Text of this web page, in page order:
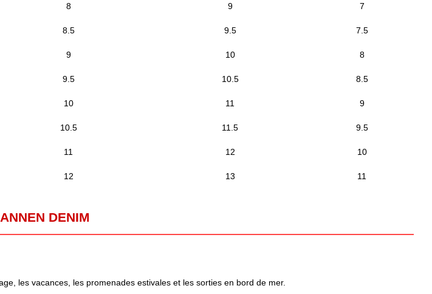
8 9 7
8.5 9.5 7.5
9 10 8
9.5 10.5 8.5
10 11 9
10.5 11.5 9.5
11 12 10
12 13 11
DENIM
les vacances, les promenades estivales et les sorties en bord de mer.